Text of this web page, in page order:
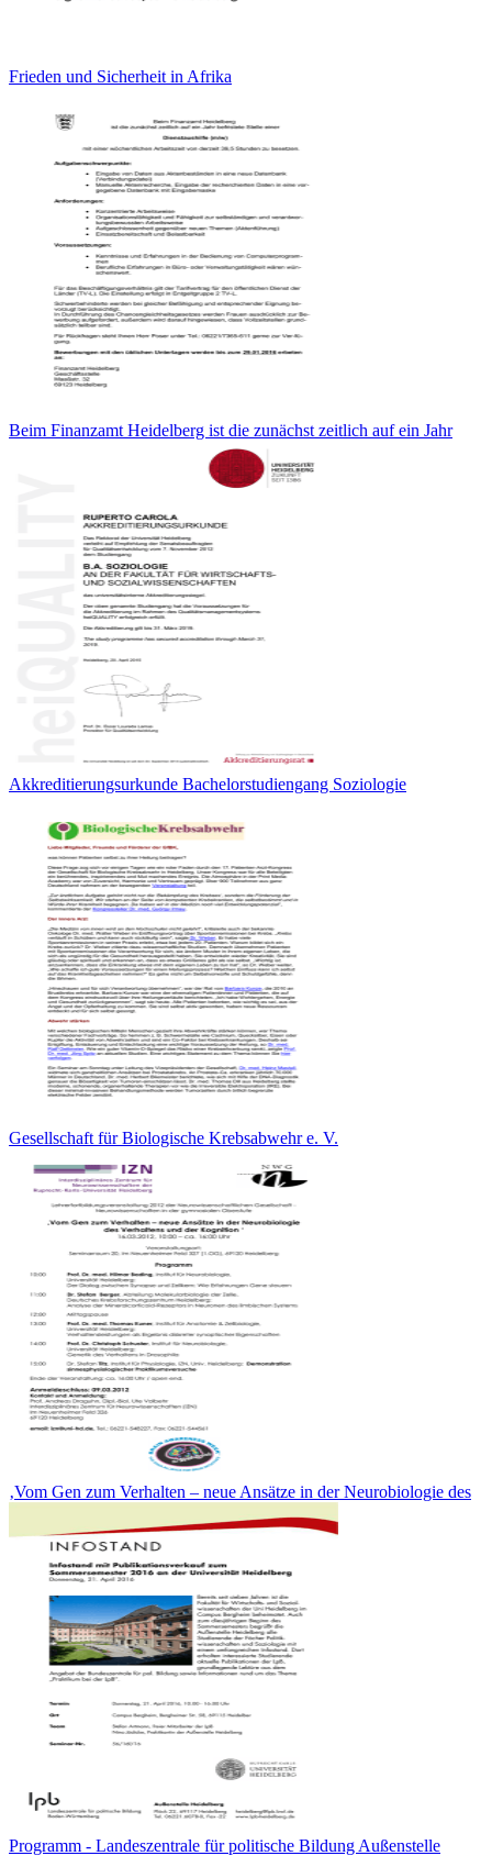
Frieden und Sicherheit in Afrika
Beim Finanzamt Heidelberg ist die zunächst zeitlich auf ein Jahr
Akkreditierungsurkunde Bachelorstudiengang Soziologie
Gesellschaft für Biologische Krebsabwehr e. V.
‚Vom Gen zum Verhalten – neue Ansätze in der Neurobiologie des
Programm - Landeszentrale für politische Bildung Außenstelle